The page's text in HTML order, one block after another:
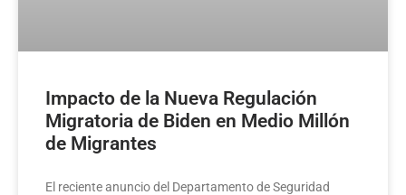
Impacto de la Nueva Regulación
Migratoria de Biden en Medio Millón
de Migrantes
El reciente anuncio del Departamento de Seguridad